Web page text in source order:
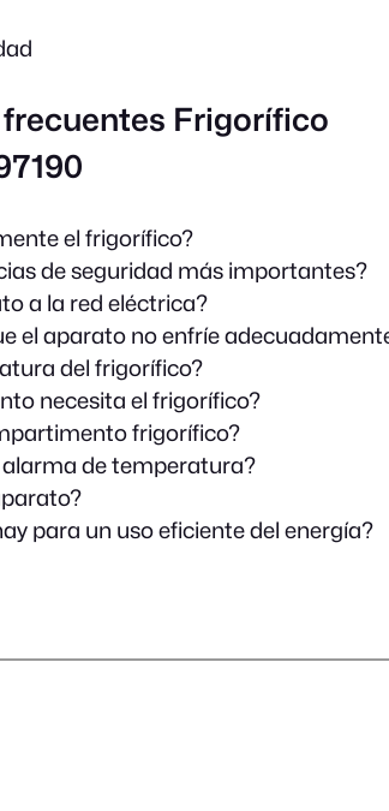
Frigorífico
el frigorífico?
de seguridad más importantes?
a la red eléctrica?
el aparato no enfríe
del frigorífico?
necesita el frigorífico?
frigorífico?
alarma de temperatura?
para un uso eficiente del energía?